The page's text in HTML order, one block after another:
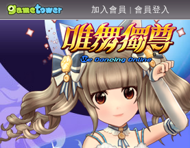
加入會員 | 會員登入